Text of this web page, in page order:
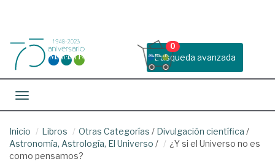
Busqueda avanzada
0
Toggle navigation
Inicio Libros Otras Categorías / Divulgación científica /
Astronomía, Astrología, El Universo /
¿Y si el Universo no es
como pensamos?